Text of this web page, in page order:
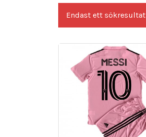
Endast ett sökresultat